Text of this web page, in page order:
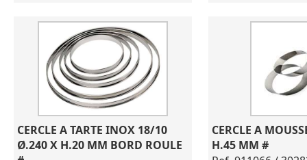
A la fois simplet et fonctionnel, il
vous permettra de réaliser tous
vos délicieux tartares, mousses...
Pour le nettoyage, ne pas utiliser
de produits corrosifs tels que:
eau de javel, détergent...
eau de javel,
Ne passe pas au
CERCLE A TARTE INOX 18/10
Ø.240 X H.20 MM BORD ROULE
CERCLE A
H.45 MM #